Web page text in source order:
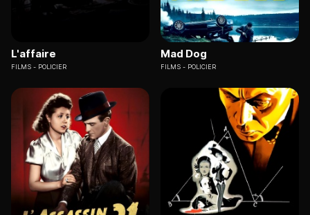
L'affaire
FILMS POLICIER
Mad Dog
FILMS POLICIER